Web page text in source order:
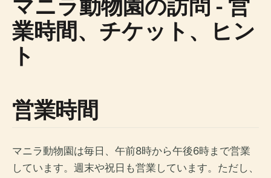
業時間、チケット、ヒン
ト
営業時間
マニラ動物園は毎日、午前8時から午後6時まで営業
しています。週末や祝日も営業しています。ただし、